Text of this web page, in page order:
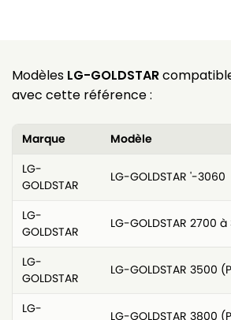
Modèles LG-GOLDSTAR
avec cette référence :
Marque
Modèle
LG-
GOLDSTAR
LG-GOLDSTAR '-3060
LG-
GOLDSTAR
LG-GOLDSTAR 2700
LG-
GOLDSTAR
LG-GOLDSTAR 3500
LG-
LG-GOLDSTAR 3800